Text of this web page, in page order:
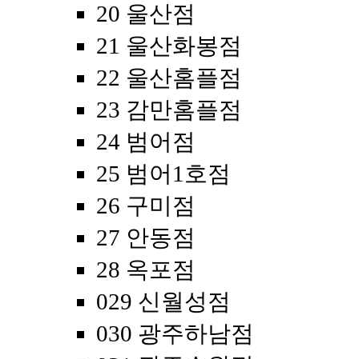
20 울산점
21 울산화봉점
22 울산홈플점
23 감만홈플점
24 범어점
25 범어1호점
26 구미점
27 안동점
28 옥포점
029 신월성점
030 광주하남점